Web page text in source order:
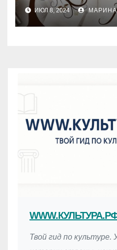
Твой гид по культуре.
ИЮЛ 8, 2024 МАРИНА